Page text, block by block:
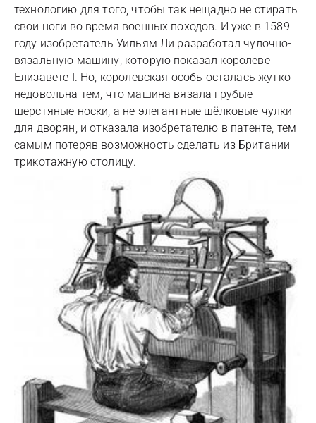
технологию для того, чтобы так нещадно не стирать
свои ноги во время военных походов. И уже в 1589
году изобретатель Уильям Ли разработал чулочно-
вязальную машину, которую показал королеве
Елизавете І. Но, королевская особь осталась жутко
недовольна тем, что машина вязала грубые
шерстяные носки, а не элегантные шёлковые чулки
для дворян, и отказала изобретателю в патенте, тем
самым потеряв возможность сделать из Британии
трикотажную столицу.